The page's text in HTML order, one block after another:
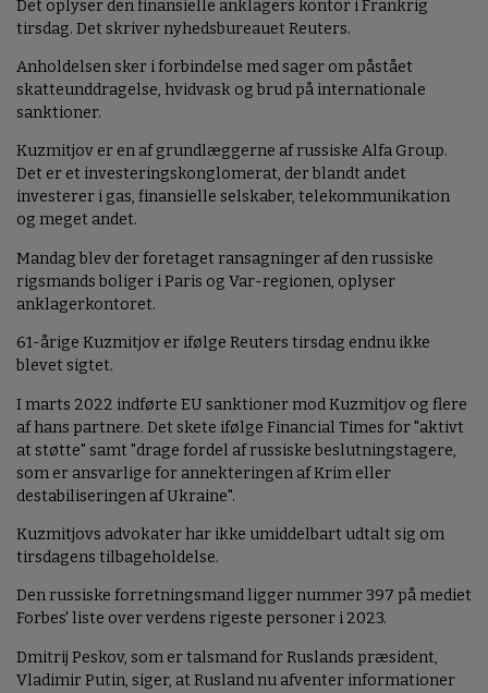
Det oplyser den finansielle anklagers kontor i Frankrig
tirsdag. Det skriver nyhedsbureauet Reuters.
Anholdelsen sker i forbindelse med sager om påstået
skatteunddragelse, hvidvask og brud på internationale
sanktioner.
Kuzmitjov er en af grundlæggerne af russiske Alfa Group.
Det er et investeringskonglomerat, der blandt andet
investerer i gas, finansielle selskaber, telekommunikation
og meget andet.
Mandag blev der foretaget ransagninger af den russiske
rigsmands boliger i Paris og Var-regionen, oplyser
anklagerkontoret.
61-årige Kuzmitjov er ifølge Reuters tirsdag endnu ikke
blevet sigtet.
I marts 2022 indførte EU sanktioner mod Kuzmitjov og flere
af hans partnere. Det skete ifølge Financial Times for "aktivt
at støtte" samt "drage fordel af russiske beslutningstagere,
som er ansvarlige for annekteringen af Krim eller
destabiliseringen af Ukraine".
Kuzmitjovs advokater har ikke umiddelbart udtalt sig om
tirsdagens tilbageholdelse.
Den russiske forretningsmand ligger nummer 397 på mediet
Forbes' liste over verdens rigeste personer i 2023.
Dmitrij Peskov, som er talsmand for Ruslands præsident,
Vladimir Putin, siger, at Rusland nu afventer informationer